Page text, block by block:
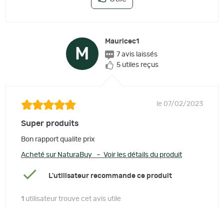
M
Mauricec1
7 avis laissés
5 utiles reçus
le 07/02/2023
Super produits
Bon rapport qualite prix
Acheté sur NaturaBuy – Voir les détails du produit
L'utilisateur recommande ce produit
1 utilisateur trouve cet avis utile